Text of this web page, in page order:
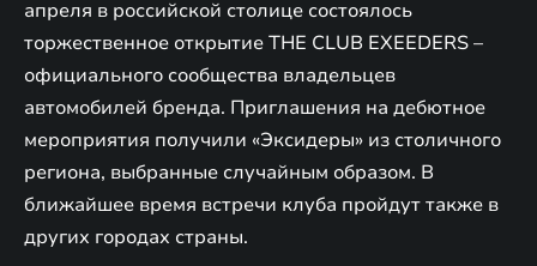
апреля в российской столице состоялось
торжественное открытие THE CLUB EXEEDERS –
официального сообщества владельцев
автомобилей бренда. Приглашения на дебютное
мероприятия получили «Эксидеры» из столичного
региона, выбранные случайным образом. В
ближайшее время встречи клуба пройдут также в
других городах страны.